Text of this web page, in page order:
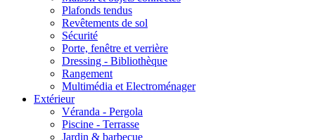
Plafonds tendus
Revêtements de sol
Sécurité
Porte, fenêtre et verrière
Dressing - Bibliothèque
Rangement
Multimédia et Electroménager
Extérieur
Véranda - Pergola
Piscine - Terrasse
Jardin & barbecue